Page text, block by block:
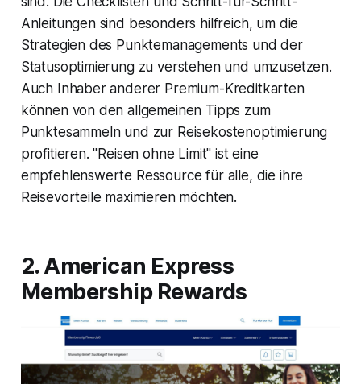
Anleitungen sind besonders hilfreich, um die
Strategien des Punktemanagements und der
Statusoptimierung zu verstehen und umzusetzen.
Auch Inhaber anderer Premium-Kreditkarten
können von den allgemeinen Tipps zum
Punktesammeln und zur Reisekostenoptimierung
profitieren. "Reisen ohne Limit" ist eine
empfehlenswerte Ressource für alle, die ihre
Reisevorteile maximieren möchten.
2. American Express
Membership Rewards